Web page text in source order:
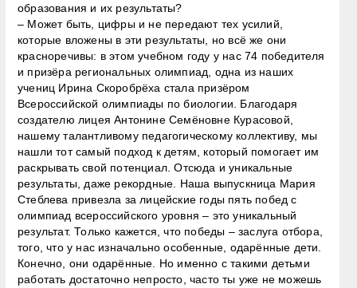
образования и их результаты?
– Может быть, цифры и не передают тех усилий,
которые вложены в эти результаты, но всё же они
красноречивы: в этом учебном году у нас 74 победителя
и призёра региональных олимпиад, одна из наших
учениц Ирина Скоробрёха стала призёром
Всероссийской олимпиады по биологии. Благодаря
создателю лицея Антонине Семёновне Курасовой,
нашему талантливому педагогическому коллективу, мы
нашли тот самый подход к детям, который помогает им
раскрывать свой потенциал. Отсюда и уникальные
результаты, даже рекордные. Наша выпускница Мария
Стеблева привезла за лицейские годы пять побед с
олимпиад всероссийского уровня – это уникальный
результат. Только кажется, что победы – заслуга отбора,
того, что у нас изначально особенные, одарённые дети.
Конечно, они одарённые. Но именно с такими детьми
работать достаточно непросто, часто ты уже не можешь